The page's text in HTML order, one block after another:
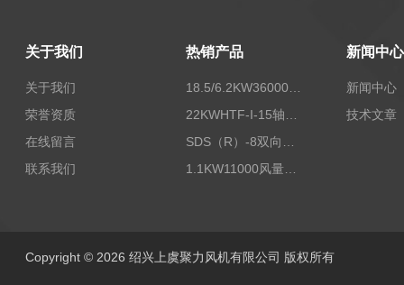
关于我们
关于我们
荣誉资质
在线留言
联系我们
热销产品
1.1KW11000风量FDZ-5.5不锈钢壁式轴流风机
新闻中心
新闻中心
技术文章
Copyright © 2026 绍兴上虞聚力风机有限公司 版权所有